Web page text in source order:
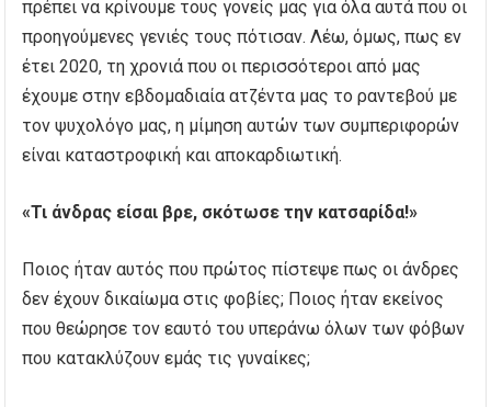
πρέπει να κρίνουμε τους γονείς μας για όλα αυτά που οι
προηγούμενες γενιές τους πότισαν. Λέω, όμως, πως εν
έτει 2020, τη χρονιά που οι περισσότεροι από μας
έχουμε στην εβδομαδιαία ατζέντα μας το ραντεβού με
τον ψυχολόγο μας, η μίμηση αυτών των συμπεριφορών
είναι καταστροφική και αποκαρδιωτική.
«Τι άνδρας είσαι βρε, σκότωσε την κατσαρίδα!»
Ποιος ήταν αυτός που πρώτος πίστεψε πως οι άνδρες
δεν έχουν δικαίωμα στις φοβίες; Ποιος ήταν εκείνος
που θεώρησε τον εαυτό του υπεράνω όλων των φόβων
που κατακλύζουν εμάς τις γυναίκες;